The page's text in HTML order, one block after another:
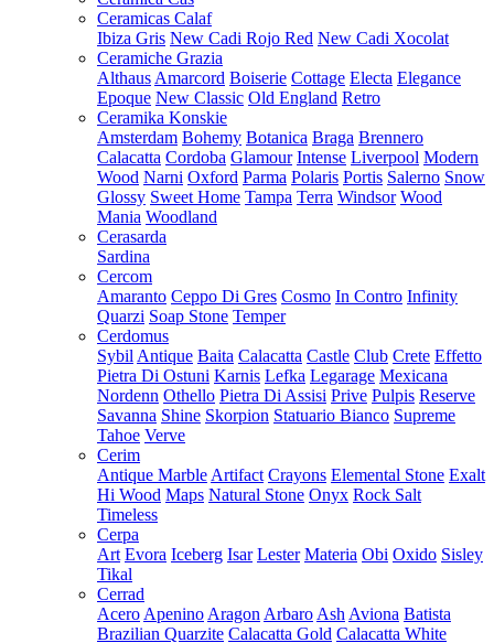
Ceramicas Calaf
Ibiza Gris New Cadi Rojo Red New Cadi Xocolat
Ceramiche Grazia
Althaus Amarcord Boiserie Cottage Electa Elegance
Epoque New Classic Old England Retro
Ceramika Konskie
Amsterdam Bohemy Botanica Braga Brennero
Calacatta Cordoba Glamour Intense Liverpool Modern
Wood Narni Oxford Parma Polaris Portis Salerno Snow
Glossy Sweet Home Tampa Terra Windsor Wood
Mania Woodland
Cerasarda
Sardina
Cercom
Amaranto Ceppo Di Gres Cosmo In Contro Infinity
Quarzi Soap Stone Temper
Cerdomus
Sybil Antique Baita Calacatta Castle Club Crete Effetto
Pietra Di Ostuni Karnis Lefka Legarage Mexicana
Nordenn Othello Pietra Di Assisi Prive Pulpis Reserve
Savanna Shine Skorpion Statuario Bianco Supreme
Tahoe Verve
Cerim
Antique Marble Artifact Crayons Elemental Stone Exalt
Hi Wood Maps Natural Stone Onyx Rock Salt
Timeless
Cerpa
Art Evora Iceberg Isar Lester Materia Obi Oxido Sisley
Tikal
Cerrad
Acero Apenino Aragon Arbaro Ash Aviona Batista
Brazilian Quarzite Calacatta Gold Calacatta White